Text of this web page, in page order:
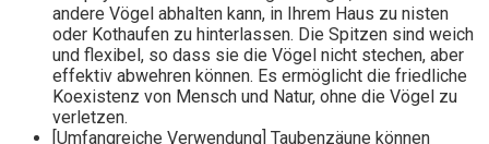
andere Vögel abhalten kann, in Ihrem Haus zu nisten
oder Kothaufen zu hinterlassen. Die Spitzen sind weich
und flexibel, so dass sie die Vögel nicht stechen, aber
effektiv abwehren können. Es ermöglicht die friedliche
Koexistenz von Mensch und Natur, ohne die Vögel zu
verletzen.
[Umfangreiche Verwendung] Taubenzäune können